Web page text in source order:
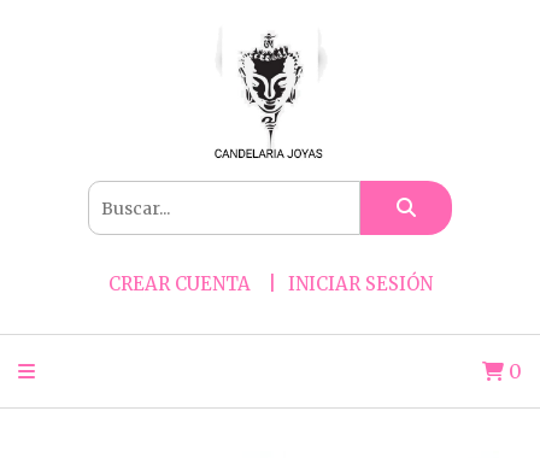
CREAR CUENTA INICIAR SESIÓN
0